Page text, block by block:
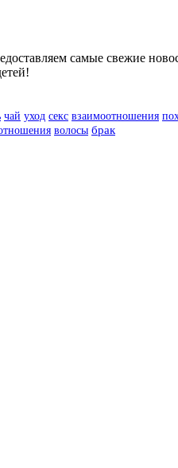
самые свежие
чай уход секс взаимоотношения
волосы брак